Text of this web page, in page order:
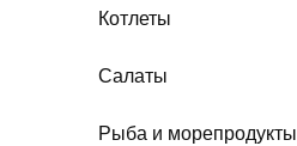
Котлеты
Салаты
Рыба и морепродукты